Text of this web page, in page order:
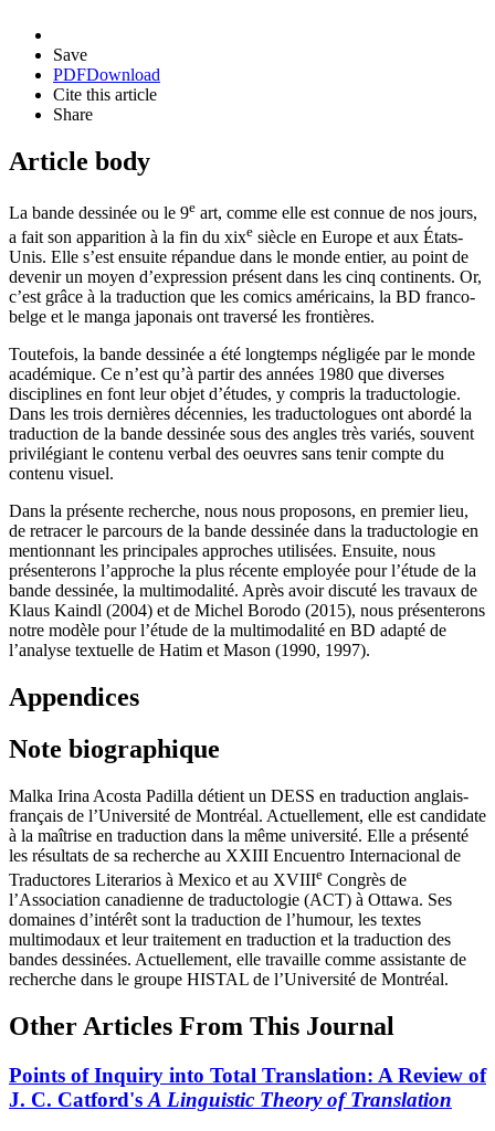
Save
PDFDownload
Cite this article
Share
Article body
La bande dessinée ou le 9e art, comme elle est connue de nos jours,
a fait son apparition à la fin du xixe siècle en Europe et aux États-
Unis. Elle s’est ensuite répandue dans le monde entier, au point de
devenir un moyen d’expression présent dans les cinq continents. Or,
c’est grâce à la traduction que les comics américains, la BD franco-
belge et le manga japonais ont traversé les frontières.
Toutefois, la bande dessinée a été longtemps négligée par le monde
académique. Ce n’est qu’à partir des années 1980 que diverses
disciplines en font leur objet d’études, y compris la traductologie.
Dans les trois dernières décennies, les traductologues ont abordé la
traduction de la bande dessinée sous des angles très variés, souvent
privilégiant le contenu verbal des oeuvres sans tenir compte du
contenu visuel.
Dans la présente recherche, nous nous proposons, en premier lieu,
de retracer le parcours de la bande dessinée dans la traductologie en
mentionnant les principales approches utilisées. Ensuite, nous
présenterons l’approche la plus récente employée pour l’étude de la
bande dessinée, la multimodalité. Après avoir discuté les travaux de
Klaus Kaindl (2004) et de Michel Borodo (2015), nous présenterons
notre modèle pour l’étude de la multimodalité en BD adapté de
l’analyse textuelle de Hatim et Mason (1990, 1997).
Appendices
Note biographique
Malka Irina Acosta Padilla détient un DESS en traduction anglais-
français de l’Université de Montréal. Actuellement, elle est candidate
à la maîtrise en traduction dans la même université. Elle a présenté
les résultats de sa recherche au XXIII Encuentro Internacional de
Traductores Literarios à Mexico et au XVIIIe Congrès de
l’Association canadienne de traductologie (ACT) à Ottawa. Ses
domaines d’intérêt sont la traduction de l’humour, les textes
multimodaux et leur traitement en traduction et la traduction des
bandes dessinées. Actuellement, elle travaille comme assistante de
recherche dans le groupe HISTAL de l’Université de Montréal.
Other Articles From This Journal
Points of Inquiry into Total Translation: A Review of
J. C. Catford's A Linguistic Theory of Translation